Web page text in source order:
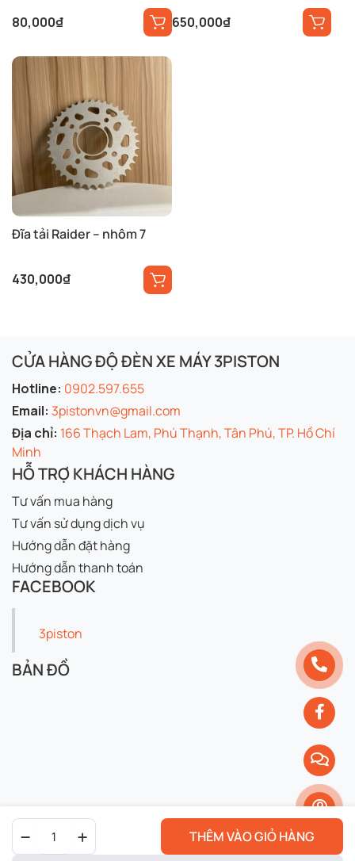
Nhông
Sên
THÊM VÀO GIỎ HÀNG
80,000₫ 650,000₫
Đĩa tải Raider – nhôm 7
430,000₫
CỬA HÀNG ĐỘ ĐÈN XE MÁY 3PISTON
Hotline: 0902.597.655
Email: 3pistonvn@gmail.com
Địa chỉ: 166 Thạch Lam, Phú Thạnh, Tân Phú, TP. Hồ Chí
Minh
HỖ TRỢ KHÁCH HÀNG
Tư vấn mua hàng
Tư vấn sử dụng dịch vụ
Hướng dẫn đặt hàng
Hướng dẫn thanh toán
FACEBOOK
3piston
BẢN ĐỒ